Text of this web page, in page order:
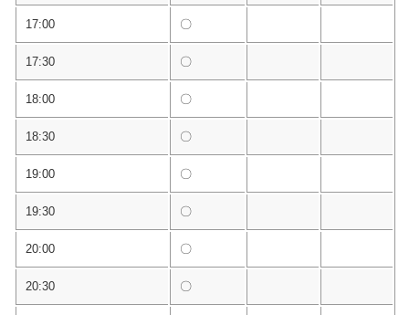
17:00 〇
17:30 〇
18:00 〇
18:30 〇
19:00 〇
19:30 〇
20:00 〇
20:30 〇